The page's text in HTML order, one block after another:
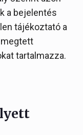
a bejelentés
tájékoztató a
megtett
tartalmazza.